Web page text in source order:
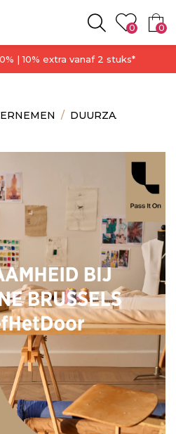
Zoeken
0 0
| 10% extra vanaf 2 stuks*
DUURZAAM